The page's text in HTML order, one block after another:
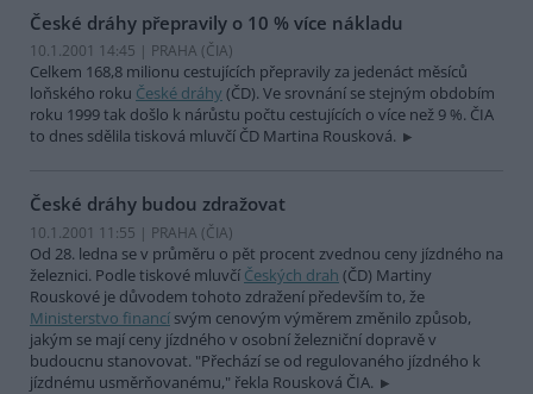
České dráhy přepravily o 10 % více nákladu
10.1.2001 14:45 | PRAHA (ČIA)
Celkem 168,8 milionu cestujících přepravily za jedenáct měsíců
loňského roku České dráhy (ČD). Ve srovnání se stejným obdobím
roku 1999 tak došlo k nárůstu počtu cestujících o více než 9 %. ČIA
to dnes sdělila tisková mluvčí ČD Martina Rousková.
České dráhy budou zdražovat
10.1.2001 11:55 | PRAHA (ČIA)
Od 28. ledna se v průměru o pět procent zvednou ceny jízdného na
železnici. Podle tiskové mluvčí Českých drah (ČD) Martiny
Rouskové je důvodem tohoto zdražení především to, že
Ministerstvo financí svým cenovým výměrem změnilo způsob,
jakým se mají ceny jízdného v osobní železniční dopravě v
budoucnu stanovovat. "Přechází se od regulovaného jízdného k
jízdnému usměrňovanému," řekla Rousková ČIA.